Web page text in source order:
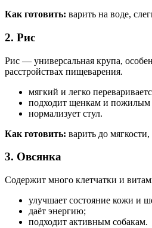
Как готовить: варить на воде,
2. Рис
Рис — универсальная крупа,
расстройствах пищеварения.
мягкий и легко
подходит щенкам и пожилым
нормализует стул.
Как готовить: варить до
3. Овсянка
Содержит много клетчатки и
улучшает состояние кожи и
даёт энергию;
подходит активным собакам.